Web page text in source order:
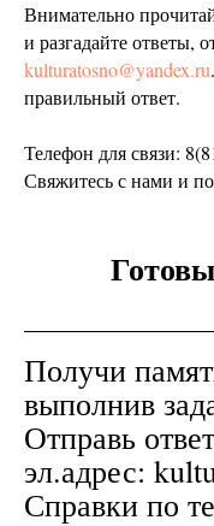
Внимательно
и разгадайте ответы,
kulturatosno@yandex.ru.
правильный ответ.
Телефон для связи:
Свяжитесь с нами и
Готовы
Получи
выполнив
Отправь
эл.адрес:
Справки по